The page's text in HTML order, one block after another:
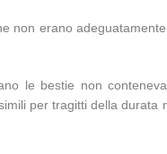
non erano
le bestie non
per tragitti della durata